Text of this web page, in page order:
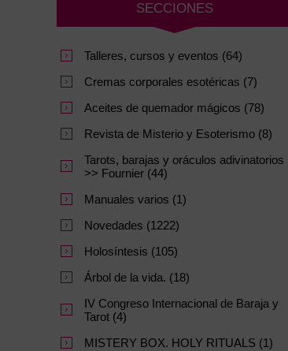
SECCIONES
Talleres, cursos y eventos (64)
Cremas corporales esotéricas (7)
Aceites de quemador mágicos (78)
Revista de Misterio y Esoterismo (8)
Tarots, barajas y oráculos adivinatorios
>> Fournier (44)
Manuales varios (1)
Novedades (1222)
Holosíntesis (105)
Árbol de la vida. (18)
IV Congreso Internacional de Baraja y
Tarot (4)
MISTERY BOX. HOLY RITUALS (1)